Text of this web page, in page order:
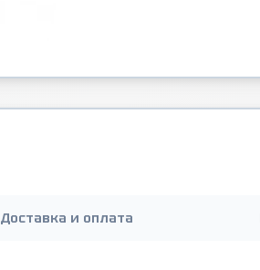
Доставка и оплата